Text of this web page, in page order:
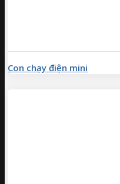
Con chạy điện mini